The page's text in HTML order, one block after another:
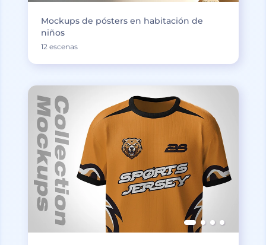
Mockups de pósters en habitación de
niños
12 escenas